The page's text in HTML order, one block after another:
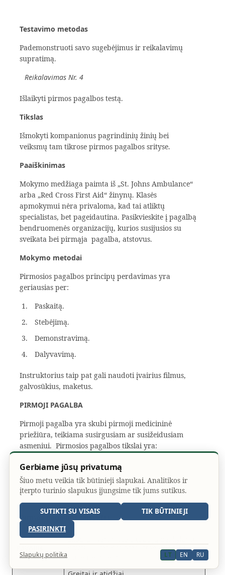
Testavimo metodas
Pademonstruoti savo sugebėjimus ir reikalavimų
supratimą.
Reikalavimas Nr. 4
Išlaikyti pirmos pagalbos testą.
Tikslas
Išmokyti kompanionus pagrindinių žinių bei
veiksmų tam tikrose pirmos pagalbos srityse.
Paaiškinimas
Mokymo medžiaga paimta iš „St. Johns Ambulance“
arba „Red Cross First Aid“ žinynų. Klasės
apmokymui nėra privaloma, kad tai atliktų
specialistas, bet pageidautina. Pasikvieskite į pagalbą
bendruomenės organizacijų, kurios susijusios su
sveikata bei pirmąja pagalba, atstovus.
Mokymo metodai
Pirmosios pagalbos principų perdavimas yra
geriausias per:
Paskaitą.
Stebėjimą.
Demonstravimą.
Dalyvavimą.
Instruktorius taip pat gali naudoti įvairius filmus,
galvosūkius, maketus.
PIRMOJI PAGALBA
Pirmoji pagalba yra skubi pirmoji medicininė
priežiūra, teikiama susirgusiam ar susižeidusiam
asmeniui. Pirmosios pagalbos tikslai yra:
Išsaugoti gyvybę.
Skatinti pagijimą.
Neleisti, kad sužalojimai ar liga pablogėtų.
Pirmos pagalbos taisyklės
Skubiai įvertinkite situaciją bei kylantį
pavojų jums patiems, stebintiems ir
Gerbiame jūsų privatumą
Šiuo metu veikia tik būtinieji slapukai. Analitikos ir
įterpto turinio slapukus įjungsime tik jums sutikus.
SUTIKTI SU VISAIS
TIK BŪTINIEJI
PASIRINKTI
Slapukų politika LT EN RU